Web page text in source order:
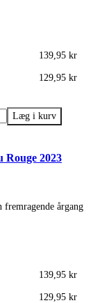
139,95 kr
129,95 kr
Rouge 2023
årgang
139,95 kr
129,95 kr